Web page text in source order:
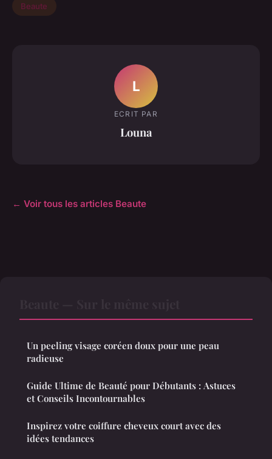
Beaute
L
ECRIT PAR
Louna
← Voir tous les articles Beaute
Un peeling visage coréen doux pour une peau
radieuse
Guide Ultime de Beauté pour Débutants : Astuces
et Conseils Incontournables
Inspirez votre coiffure cheveux court avec des
idées tendances